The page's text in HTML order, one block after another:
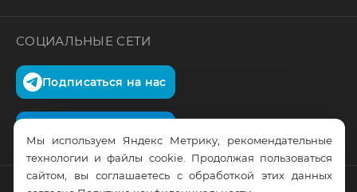
СОЦИАЛЬНЫЕ СЕТИ
Подписаться на нас
Мы используем Яндекс Метрику, рекомендательные
технологии и файлы cookie. Продолжая пользоваться
сайтом, вы соглашаетесь с обработкой этих данных